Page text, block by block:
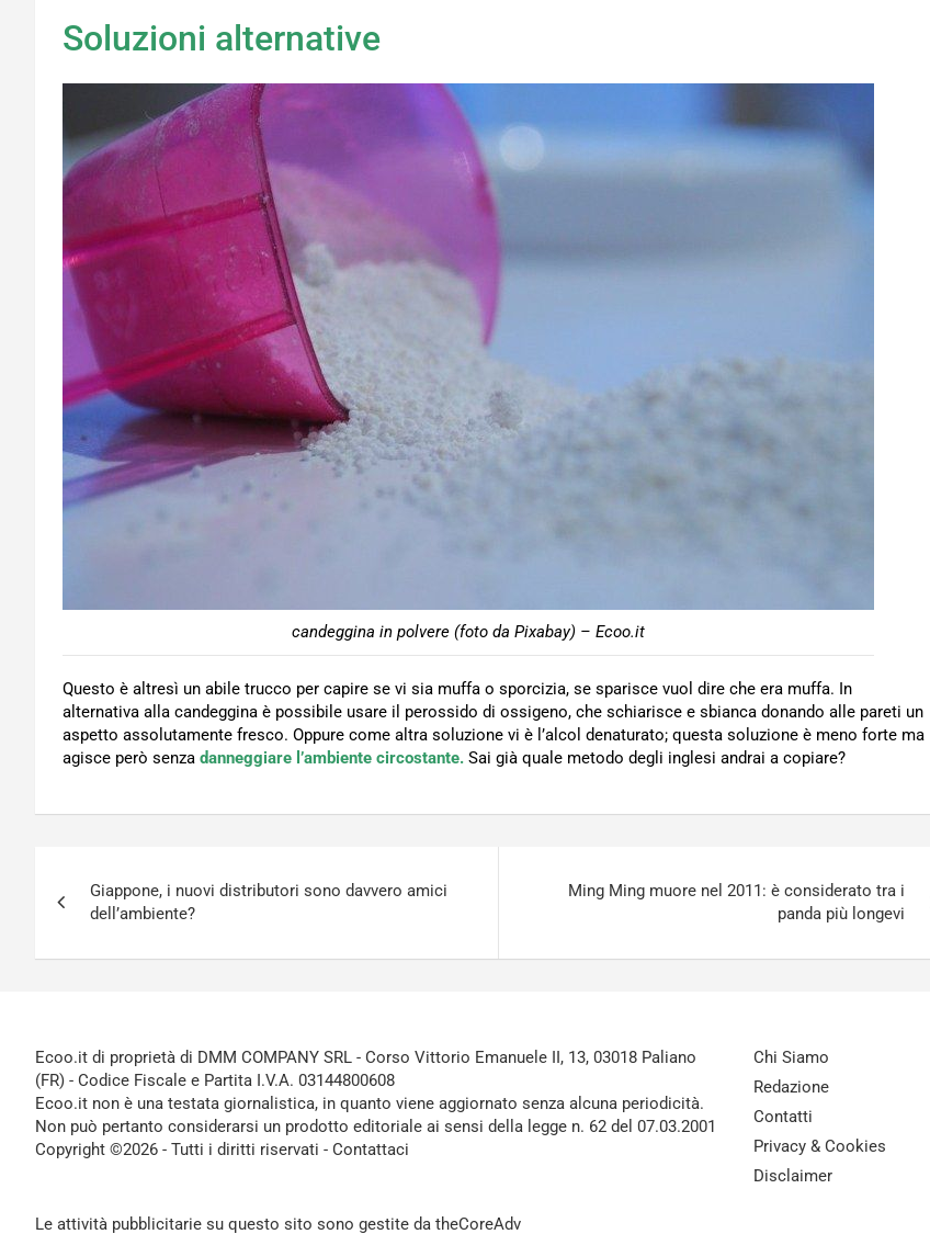
Soluzioni alternative
candeggina in polvere (foto da Pixabay) – Ecoo.it
Questo è altresì un abile trucco per capire se vi sia muffa o sporcizia, se sparisce vuol dire che era muffa. In
alternativa alla candeggina è possibile usare il perossido di ossigeno, che schiarisce e sbianca donando alle pareti un
aspetto assolutamente fresco. Oppure come altra soluzione vi è l’alcol denaturato; questa soluzione è meno forte ma
agisce però senza danneggiare l’ambiente circostante. Sai già quale metodo degli inglesi andrai a copiare?
articoli
Giappone, i nuovi distributori sono davvero amici
dell’ambiente?
Ming Ming muore nel 2011: è considerato tra i
panda più longevi
Ecoo.it di proprietà di DMM COMPANY SRL - Corso Vittorio Emanuele II, 13, 03018 Paliano
(FR) - Codice Fiscale e Partita I.V.A. 03144800608
Ecoo.it non è una testata giornalistica, in quanto viene aggiornato senza alcuna periodicità.
Non può pertanto considerarsi un prodotto editoriale ai sensi della legge n. 62 del 07.03.2001
Copyright ©2026 - Tutti i diritti riservati - Contattaci
Le attività pubblicitarie su questo sito sono gestite da theCoreAdv
Chi Siamo
Redazione
Contatti
Privacy & Cookies
Disclaimer